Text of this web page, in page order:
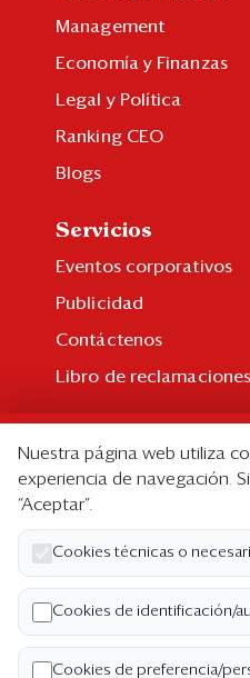
Management
Economía y Finanzas
Legal y Política
Ranking CEO
Blogs
Servicios
Eventos corporativos
Publicidad
Contáctenos
Libro de reclamaciones
Suscripción individual
Paquetes corporativos
Edición Impresa
Nosotros
Quiénes somos
Código de ética
Nuestra página web utiliza
experiencia de navegación.
“Aceptar”.
Cookies técnicas o
Cookies de identificación/
Cookies de preferencia/